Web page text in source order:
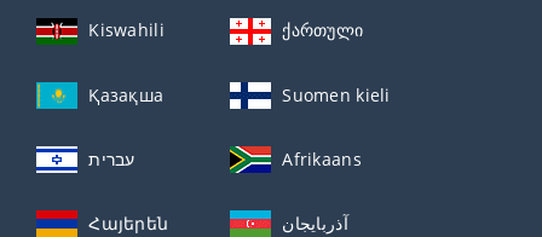
Kiswahili ქართული
Қазақша Suomen kieli
עברית Afrikaans
Հայերեն آذربايجان